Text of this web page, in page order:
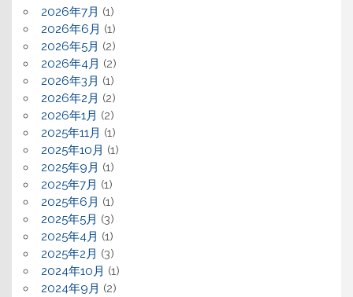
2026年7月 (1)
2026年6月 (1)
2026年5月 (2)
2026年4月 (2)
2026年3月 (1)
2026年2月 (2)
2026年1月 (2)
2025年11月 (1)
2025年10月 (1)
2025年9月 (1)
2025年7月 (1)
2025年6月 (1)
2025年5月 (3)
2025年4月 (1)
2025年2月 (3)
2024年10月 (1)
2024年9月 (2)